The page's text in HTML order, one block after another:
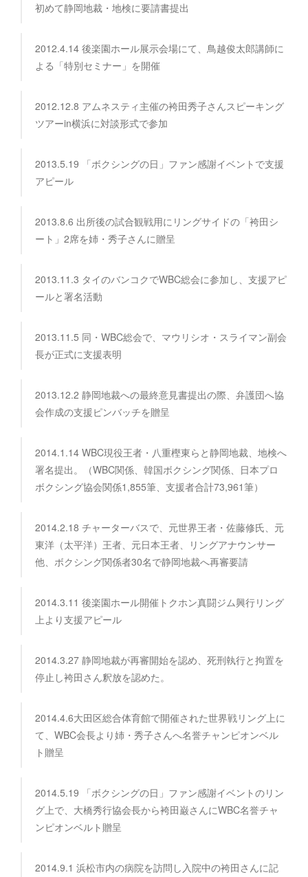
初めて静岡地裁・地検に要請書提出
2012.4.14 後楽園ホール展示会場にて、鳥越俊太郎講師に
よる「特別セミナー」を開催
2012.12.8 アムネスティ主催の袴田秀子さんスピーキング
ツアーin横浜に対談形式で参加
2013.5.19 「ボクシングの日」ファン感謝イベントで支援
アピール
2013.8.6 出所後の試合観戦用にリングサイドの「袴田シ
ート」2席を姉・秀子さんに贈呈
2013.11.3 タイのバンコクでWBC総会に参加し、支援アピ
ールと署名活動
2013.11.5 同・WBC総会で、マウリシオ・スライマン副会
長が正式に支援表明
2013.12.2 静岡地裁への最終意見書提出の際、弁護団へ協
会作成の支援ピンバッチを贈呈
2014.1.14 WBC現役王者・八重樫東らと静岡地裁、地検へ
署名提出。（WBC関係、韓国ボクシング関係、日本プロ
ボクシング協会関係1,855筆、支援者合計73,961筆）
2014.2.18 チャーターバスで、元世界王者・佐藤修氏、元
東洋（太平洋）王者、元日本王者、リングアナウンサー
他、ボクシング関係者30名で静岡地裁へ再審要請
2014.3.11 後楽園ホール開催トクホン真闘ジム興行リング
上より支援アピール
2014.3.27 静岡地裁が再審開始を認め、死刑執行と拘置を
停止し袴田さん釈放を認めた。
2014.4.6大田区総合体育館で開催された世界戦リング上に
て、WBC会長より姉・秀子さんへ名誉チャンピオンベル
ト贈呈
2014.5.19 「ボクシングの日」ファン感謝イベントのリン
グ上で、大橋秀行協会長から袴田巌さんにWBC名誉チャ
ンピオンベルト贈呈
2014.9.1 浜松市内の病院を訪問し入院中の袴田さんに記